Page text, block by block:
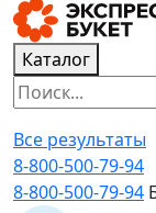
Каталог
Все результаты
8-800-500-79-94
8-800-500-79-94